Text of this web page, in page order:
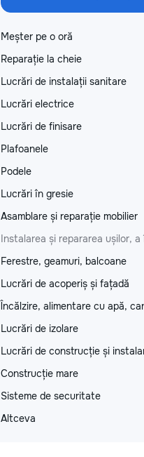
Meșter pe o oră
Reparație la cheie
Lucrări de instalații sanitare
Lucrări electrice
Lucrări de finisare
Plafoanele
Podele
Lucrări în gresie
Asamblare și reparație mobilier
Instalarea și repararea ușilor,
Ferestre, geamuri, balcoane
Lucrări de acoperiș și fațadă
Încălzire, alimentare cu apă,
Lucrări de izolare
Lucrări de construcție și
Construcție mare
Sisteme de securitate
Altceva